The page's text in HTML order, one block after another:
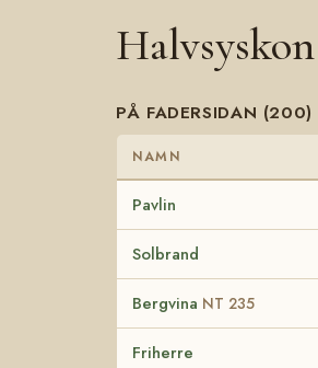
Halvsyskon
PÅ FADERSIDAN (200)
NAMN
Pavlin
Solbrand
Bergvina NT 235
Friherre